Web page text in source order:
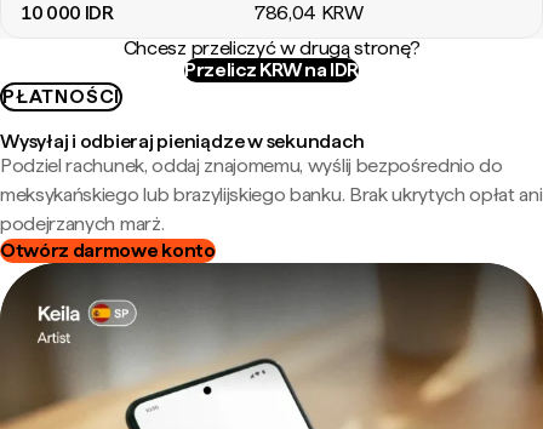
10 000 IDR 786,04 KRW
Chcesz przeliczyć w drugą stronę?
Przelicz KRW na IDR
PŁATNOŚCI
Wysyłaj i odbieraj pieniądze w sekundach
Podziel rachunek, oddaj znajomemu, wyślij bezpośrednio do
meksykańskiego lub brazylijskiego banku. Brak ukrytych opłat ani
podejrzanych marż.
Otwórz darmowe konto